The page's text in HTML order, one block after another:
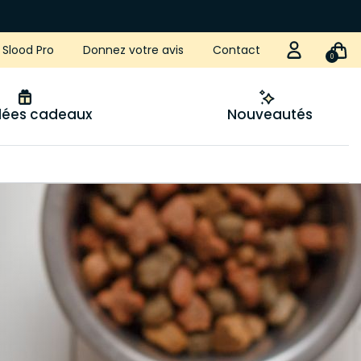
Slood Pro Donnez votre avis Contact 0
cadeaux Nouveautés